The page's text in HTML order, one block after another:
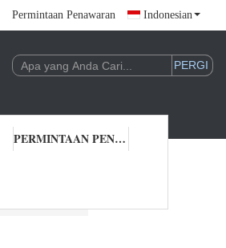
Permintaan Penawaran Indonesian
PERMINTAAN PENAWARAN